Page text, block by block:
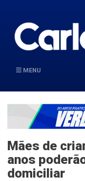
MENU
Mães de
anos
domiciliar